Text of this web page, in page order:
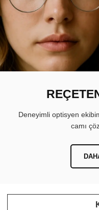
Deneyimli optisyen
camı